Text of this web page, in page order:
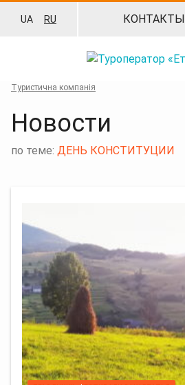
UA RU КОНТАКТЫ
Туристична компанія
Новости
по теме: ДЕНЬ КОНСТИТУЦИИ